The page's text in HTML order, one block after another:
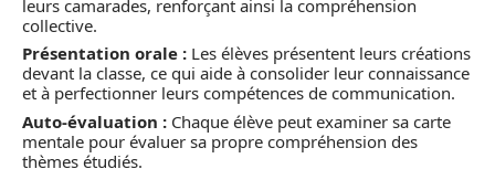
leurs camarades, renforçant ainsi la compréhension
collective.
Présentation orale : Les élèves présentent leurs créations
devant la classe, ce qui aide à consolider leur connaissance
et à perfectionner leurs compétences de communication.
Auto-évaluation : Chaque élève peut examiner sa carte
mentale pour évaluer sa propre compréhension des
thèmes étudiés.